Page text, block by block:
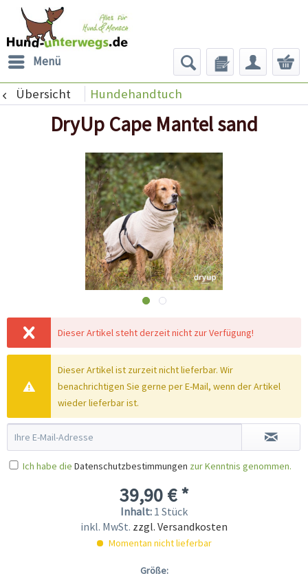
Menü
Übersicht Hundehandtuch
DryUp Cape Mantel sand
Dieser Artikel steht derzeit nicht zur Verfügung!
Dieser Artikel ist zurzeit nicht lieferbar. Wir
benachrichtigen Sie gerne per E-Mail, wenn der Artikel
wieder lieferbar ist.
Ich habe die Datenschutzbestimmungen zur Kenntnis genommen.
39,90 € *
Inhalt: 1 Stück
inkl. MwSt. zzgl. Versandkosten
Momentan nicht lieferbar
Größe: